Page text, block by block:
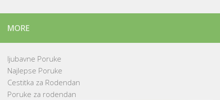
MORE
ljubavne Poruke
Najlepse Poruke
Cestitka za Rodendan
Poruke za rodendan